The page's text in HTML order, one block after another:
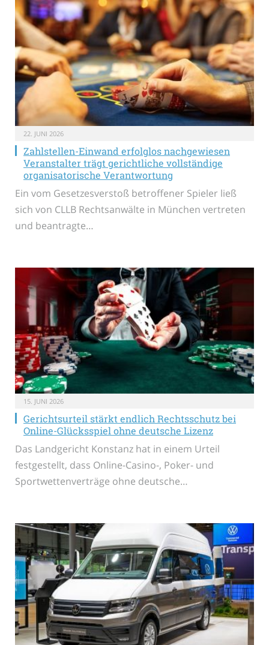
22. JUNI 2026
Zahlstellen-Einwand erfolglos nachgewiesen
Veranstalter trägt gerichtliche vollständige
organisatorische Verantwortung
Ein vom Gesetzesverstoß betroffener Spieler ließ
sich von CLLB Rechtsanwälte in München vertreten
und beantragte…
15. JUNI 2026
Gerichtsurteil stärkt endlich Rechtsschutz bei
Online-Glücksspiel ohne deutsche Lizenz
Das Landgericht Konstanz hat in einem Urteil
festgestellt, dass Online-Casino-, Poker- und
Sportwettenverträge ohne deutsche…